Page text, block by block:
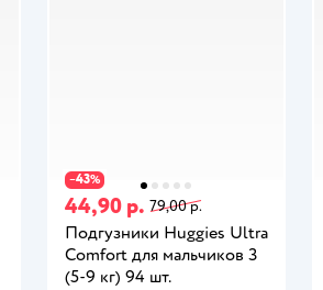
−43%
44,90 р. 79,00 р.
Подгузники Huggies Ultra
Comfort для мальчиков 3
(5-9 кг) 94 шт.